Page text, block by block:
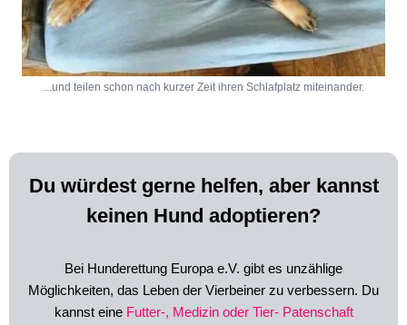
...und teilen schon nach kurzer Zeit ihren Schlafplatz miteinander.
Du würdest gerne helfen, aber kannst
keinen Hund adoptieren?
Bei Hunderettung Europa e.V. gibt es unzählige
Möglichkeiten, das Leben der Vierbeiner zu verbessern. Du
kannst eine Futter-, Medizin oder Tier- Patenschaft